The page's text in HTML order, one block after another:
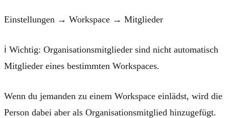
Einstellungen → Workspace → Mitglieder
ℹ️ Wichtig: Organisationsmitglieder sind nicht automatisch
Mitglieder eines bestimmten Workspaces.
Wenn du jemanden zu einem Workspace einlädst, wird die
Person dabei aber als Organisationsmitglied hinzugefügt.